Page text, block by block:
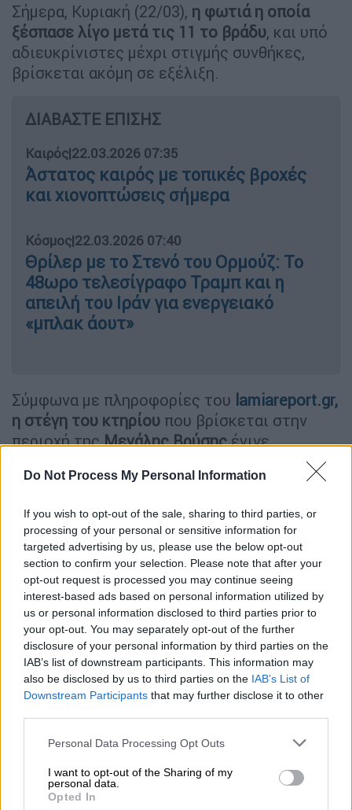
Do Not Process My Personal Information
If you wish to opt-out of the sale, sharing to third parties, or
processing of your personal or sensitive information for
targeted advertising by us, please use the below opt-out
section to confirm your selection. Please note that after your
opt-out request is processed you may continue seeing
interest-based ads based on personal information utilized by
us or personal information disclosed to third parties prior to
your opt-out. You may separately opt-out of the further
disclosure of your personal information by third parties on the
IAB’s list of downstream participants. This information may
also be disclosed by us to third parties on the IAB’s List of
Downstream Participants that may further disclose it to other
Please note that this website/app uses one or more Google
not limited to your visit or usage behaviour. You may click to
grant or deny consent to Google and its third-party tags to
use your data for below specified purposes in below Google
Personal Data Processing Opt Outs
I want to opt-out of the Sharing of my
personal data.
Opted In
Σήμερα, Κυριακή (22/03), η φωτιά η οποία
ξέσπασε λίγο μετά τις 11 το βράδυ, και υπό
αδιευκρίνιστες μέχρι στιγμής συνθήκες,
βρίσκεται ακόμη σε εξέλιξη.
ΔΙΑΒΑΣΤΕ ΕΠΙΣΗΣ
Καιρός|22.03.2026 07:35
Άστατος καιρός με τοπικές βροχές
και χιονοπτώσεις σήμερα
Κόσμος|22.03.2026 07:40
Θρίλερ με το Στενό του Ορμούζ: Το
48ωρο τελεσίγραφο Τραμπ και η
απειλή του Ιράν για ενεργειακό
«μπλακ άουτ»
Σύμφωνα με πληροφορίες του lamiareport.gr,
η στέγη του κτηρίου που βρίσκεται στην
περιοχή τηςΜεγάλης Βρύσηςέγινε
πυκνούς
καπνούςαπό την εστία φωτιάς να
Σημειώνεται ότι στους υπόλοιπους
ορόφουςυπάρχουν διαμερίσματα, στα οποία
η φωτιά δεν επεκτάθηκε.
Φωτιά σε κτήριο παιδικού σταθμού κοντά στη Λαμία
(lamiareport.gr)